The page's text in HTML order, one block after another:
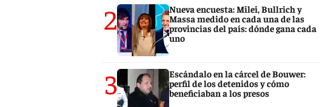
2
Nueva encuesta: Milei, Bullrich y
Massa medido en cada una de las
provincias del país: dónde gana cada
uno
3
Escándalo en la cárcel de Bouwer:
perfil de los detenidos y cómo
beneficiaban a los presos